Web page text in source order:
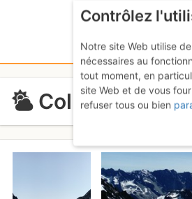
Col de la
Contrôlez
Notre site Web utilise
nécessaires au
tout moment, en
site Web et de vous
refuser tous ou bien